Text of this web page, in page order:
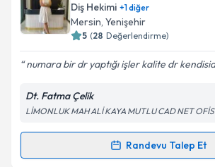
Diş Hekimi +1diğer
Mersin, Yenişehir
5 (28 Değerlendirme)
numara bir dr yaptığı işler kalite dr
Dt. Fatma Çelik
LİMONLUK MAH ALİ KAYA MUTLU CAD NET
Randevu Talep Et
Randevu Takvimi Talebi